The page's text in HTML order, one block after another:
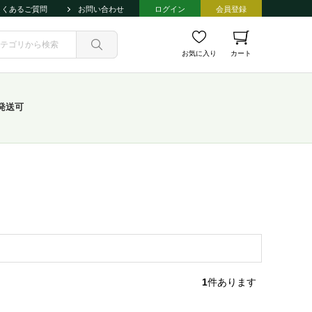
くあるご質問 お問い合わせ ログイン 会員登録
お気に入り カート
送可
1件あります